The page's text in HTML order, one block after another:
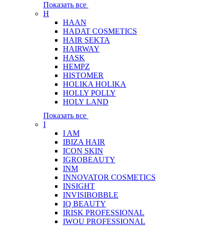
Показать все
H
HAAN
HADAT COSMETICS
HAIR SEKTA
HAIRWAY
HASK
HEMPZ
HISTOMER
HOLIKA HOLIKA
HOLLY POLLY
HOLY LAND
Показать все
I
I AM
IBIZA HAIR
ICON SKIN
IGROBEAUTY
INM
INNOVATOR COSMETICS
INSIGHT
INVISIBOBBLE
IQ BEAUTY
IRISK PROFESSIONAL
IWOU PROFESSIONAL